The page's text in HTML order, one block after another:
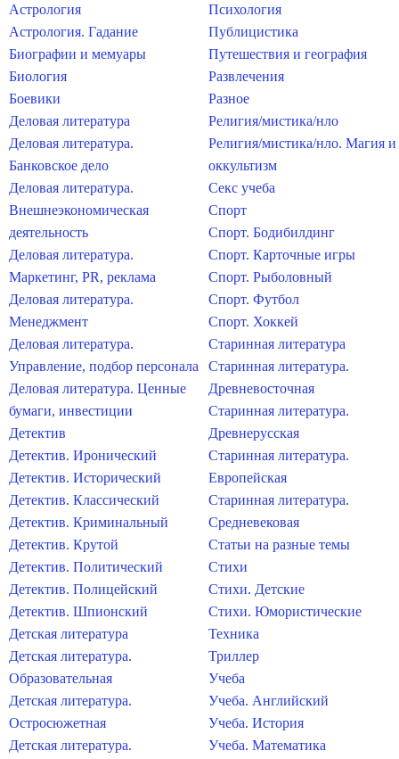
Астрология
Астрология. Гадание
Биографии и мемуары
Биология
Боевики
Деловая литература
Деловая литература.
Банковское дело
Деловая литература.
Внешнеэкономическая
деятельность
Деловая литература.
Маркетинг, PR, реклама
Деловая литература.
Менеджмент
Деловая литература.
Управление, подбор персонала
Деловая литература. Ценные
бумаги, инвестиции
Детектив
Детектив. Иронический
Детектив. Исторический
Детектив. Классический
Детектив. Криминальный
Детектив. Крутой
Детектив. Политический
Детектив. Полицейский
Детектив. Шпионский
Детская литература
Детская литература.
Образовательная
Детская литература.
Остросюжетная
Детская литература.
Психология
Публицистика
Путешествия и география
Развлечения
Разное
Религия/мистика/нло
Религия/мистика/нло. Магия и
оккультизм
Секс учеба
Спорт
Спорт. Бодибилдинг
Спорт. Карточные игры
Спорт. Рыболовный
Спорт. Футбол
Спорт. Хоккей
Старинная литература
Старинная литература.
Древневосточная
Старинная литература.
Древнерусская
Старинная литература.
Европейская
Старинная литература.
Средневековая
Статьи на разные темы
Стихи
Стихи. Детские
Стихи. Юмористические
Техника
Триллер
Учеба
Учеба. Английский
Учеба. История
Учеба. Математика